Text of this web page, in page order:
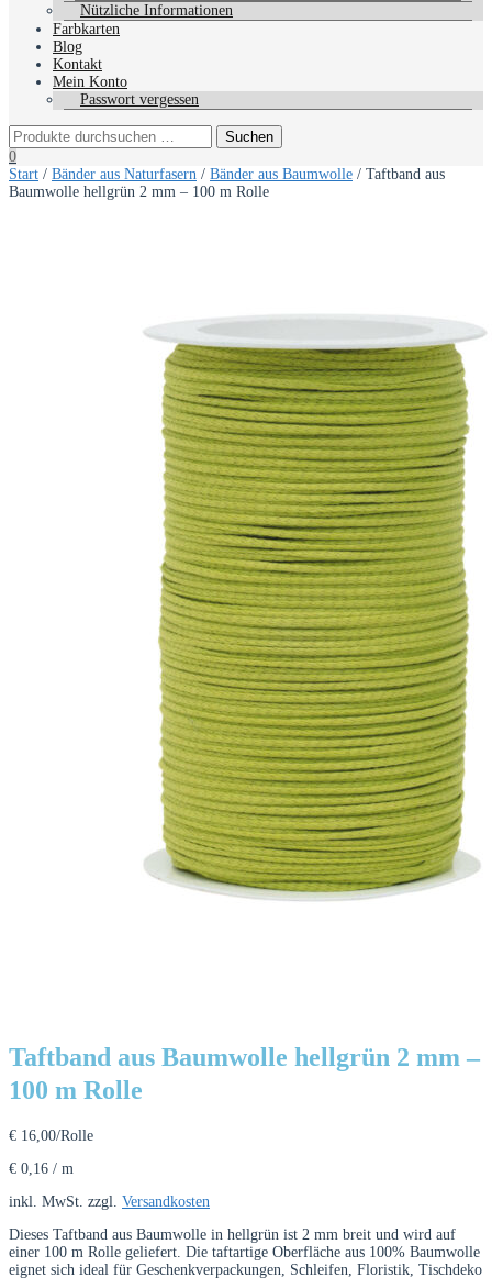
Nützliche Informationen
Farbkarten
Blog
Kontakt
Mein Konto
Passwort vergessen
0
Start / Bänder aus Naturfasern / Bänder aus Baumwolle / Taftband aus
Baumwolle hellgrün 2 mm – 100 m Rolle
Taftband aus Baumwolle hellgrün 2 mm –
100 m Rolle
€ 16,00/Rolle
€ 0,16 / m
inkl. MwSt. zzgl. Versandkosten
Dieses Taftband aus Baumwolle in hellgrün ist 2 mm breit und wird auf
einer 100 m Rolle geliefert. Die taftartige Oberfläche aus 100% Baumwolle
eignet sich ideal für Geschenkverpackungen, Schleifen, Floristik, Tischdeko